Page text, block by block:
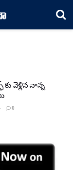
వెళ్లిన నాన్న
0